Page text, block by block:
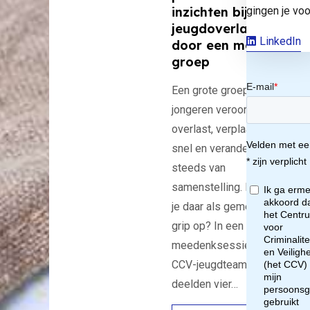
inzichten bij
jeugdoverlast
door een mobiele
groep
Een grote groep
jongeren veroorzaakt
overlast, verplaatst zich
snel en verandert
steeds van
samenstelling. Hoe krijg
je daar als gemeente
grip op? In een
meedenksessie van het
CCV-jeugdteam
deelden vier…
gingen je
LinkedIn